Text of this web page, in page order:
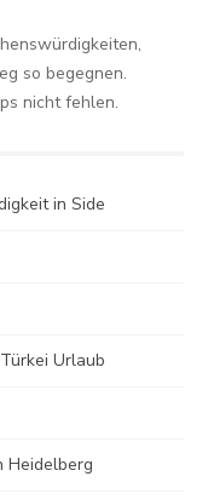
so begegnen.
nicht fehlen.
in Side
Urlaub
Heidelberg